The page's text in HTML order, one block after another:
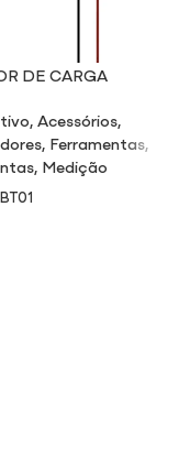
DE CARGA
,Acessórios,
, Ferramentas,
, Medição